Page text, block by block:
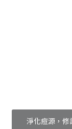
淨化痘源，修